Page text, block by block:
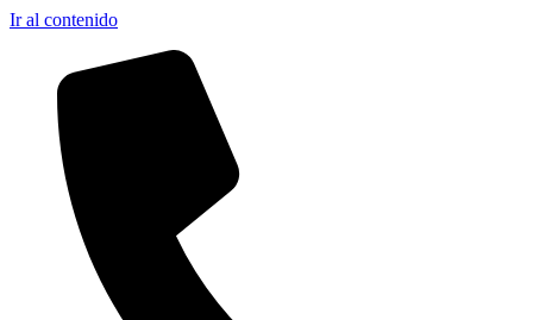
Ir al contenido